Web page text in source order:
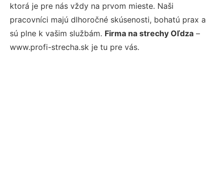
ktorá je pre nás vždy na prvom mieste. Naši
pracovníci majú dlhoročné skúsenosti, bohatú prax a
sú plne k vašim službám. Firma na strechy Oľdza –
www.profi-strecha.sk je tu pre vás.